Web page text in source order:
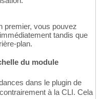
premier, vous pouvez
tandis que
plan.
du module
dans le plugin de
à la CLI. Cela